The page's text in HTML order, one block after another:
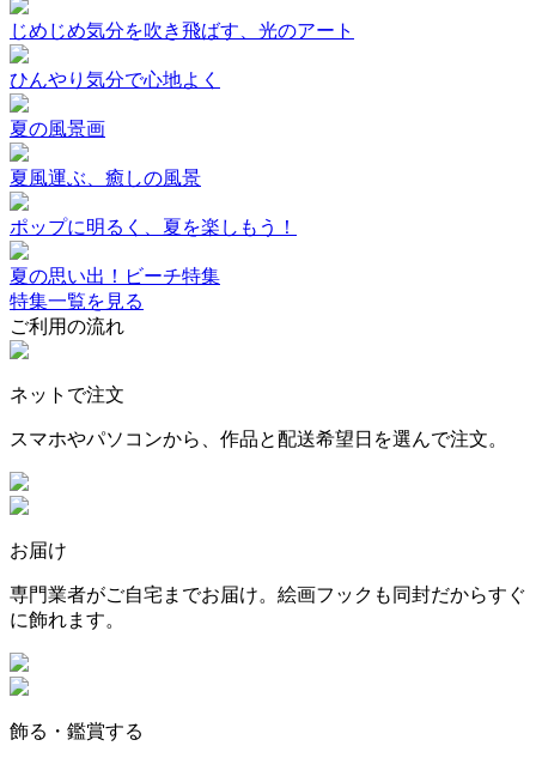
じめじめ気分を吹き飛ばす、光のアート
ひんやり気分で心地よく
夏の風景画
夏風運ぶ、癒しの風景
ポップに明るく、夏を楽しもう！
夏の思い出！ビーチ特集
特集一覧を見る
ご利用の流れ
ネットで注文
スマホやパソコンから、作品と配送希望日を選んで注文。
お届け
専門業者がご自宅までお届け。絵画フックも同封だからすぐ
に飾れます。
飾る・鑑賞する